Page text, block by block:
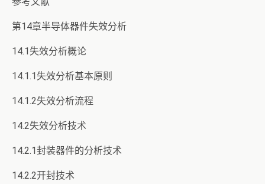
第14章半导体器件失效分析
14.1失效分析概论
14.1.1失效分析基本原则
14.1.2失效分析流程
14.2失效分析技术
14.2.1封装器件的分析技术
14.2.2开封技术